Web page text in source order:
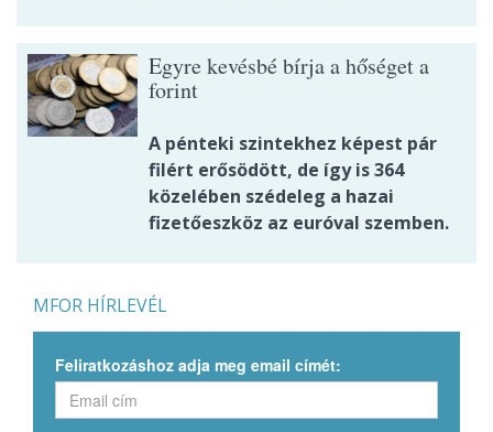
Egyre kevésbé bírja a hőséget a
forint
A pénteki szintekhez képest pár
filért erősödött, de így is 364
közelében szédeleg a hazai
fizetőeszköz az euróval szemben.
MFOR HÍRLEVÉL
Feliratkozáshoz adja meg email címét: